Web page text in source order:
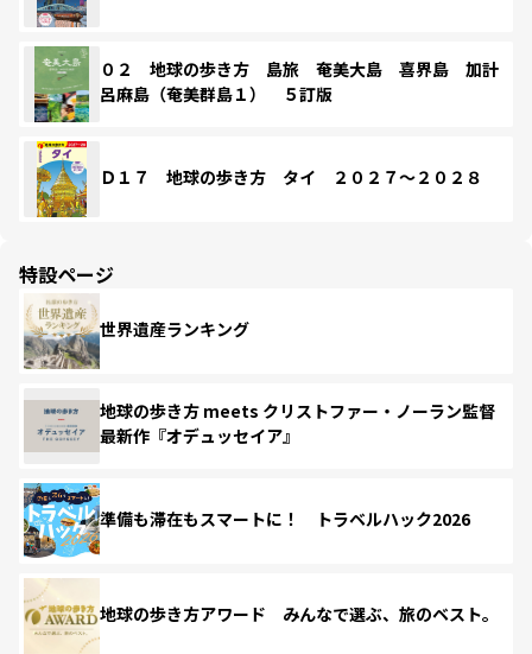
０２ 地球の歩き方 島旅 奄美大島 喜界島 加計
呂麻島（奄美群島１） ５訂版
Ｄ１７ 地球の歩き方 タイ ２０２７～２０２８
特設ページ
世界遺産ランキング
地球の歩き方 meets クリストファー・ノーラン監督
最新作『オデュッセイア』
準備も滞在もスマートに！ トラベルハック2026
地球の歩き方アワード みんなで選ぶ、旅のベスト。